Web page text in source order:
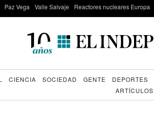
Paz Vega Valle Salvaje Reactores nucleares Europa
CIENCIA SOCIEDAD GENTE DEPORTES
ARTÍCULOS